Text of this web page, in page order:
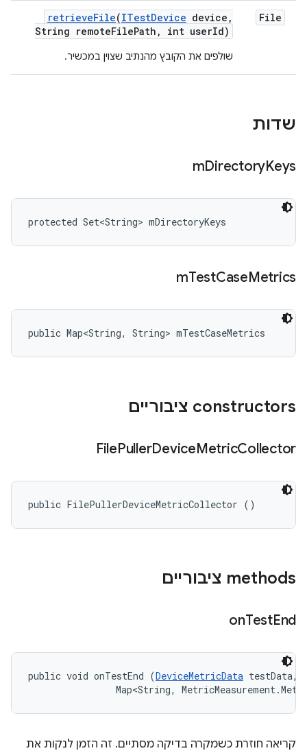
File
retrieveFile(ITestDevice device ,
String remoteFilePath , int userId)
שולפים את הקובץ מהנתיב שצוין במכשיר.
שדות
mDirectoryKeys
protected Set<String> mDirectoryKeys
mTestCaseMetrics
public Map<String, String> mTestCaseMetrics
‫constructors ציבוריים
FilePullerDeviceMetricCollector
public FilePullerDeviceMetricCollector ()
‫methods ציבוריים
onTestEnd
public void onTestEnd (DeviceMetricData testData,
Map<String,
קריאה חוזרת כשמקרה בדיקה מסתיים. זה הזמן לנקות את